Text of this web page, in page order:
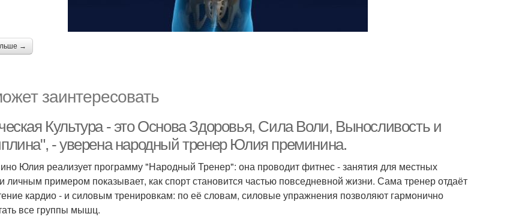
→
заинтересовать
Культура - это Основа Здоровья, Сила Воли, Выносливость и
- уверена народный тренер Юлия преминина.
Юлия реализует программу "Народный Тренер": она проводит фитнес - занятия для местных
личным примером показывает, как спорт становится частью повседневной жизни. Сама тренер отдаёт
кардио - и силовым тренировкам: по её словам, силовые упражнения позволяют гармонично
все группы мышц.